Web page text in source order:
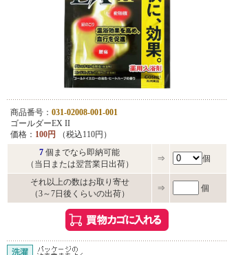
商品番号： 031-02008-001-001
ゴールダーEX II
価格： 100円
（税込110円）
7 個までなら即納可能
（当日または翌営業日出荷）
⇒ 個
それ以上の数はお取り寄せ
（3～7日後くらいの出荷）
⇒ 個